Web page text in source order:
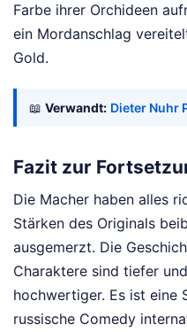
Farbe ihrer Orchideen
ein Mordanschlag
Gold.
📖 Verwandt: Dieter Nuhr
Fazit zur
Die Macher haben alles
Stärken des Originals
ausgemerzt. Die
Charaktere sind tiefer
hochwertiger. Es ist eine
russische Comedy